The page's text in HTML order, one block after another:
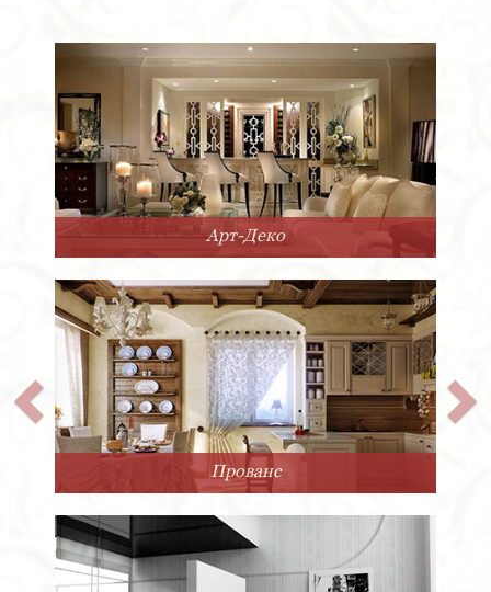
Арт-Деко
Прованс